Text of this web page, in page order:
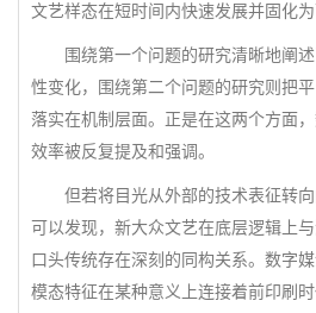
文艺样态在短时间内快速发展并固化为
围绕第一个问题的研究清晰地阐述
性变化，围绕第二个问题的研究则把
落实在机制层面。正是在这两个方面
效率被反复提及和强调。
但若将目光从外部的技术表征转向
可以发现，新大众文艺在底层逻辑上
口头传统存在深刻的同构关系。数字
模态特征在某种意义上连接着前印刷